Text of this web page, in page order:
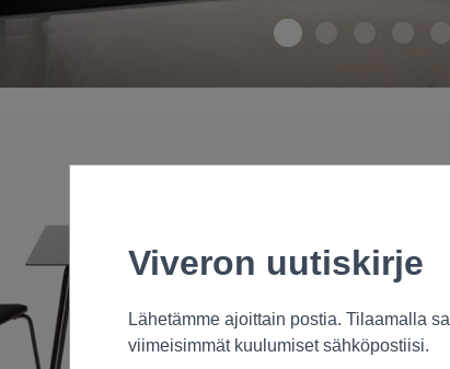
1-vivero-
2-vivero-
3- 4-